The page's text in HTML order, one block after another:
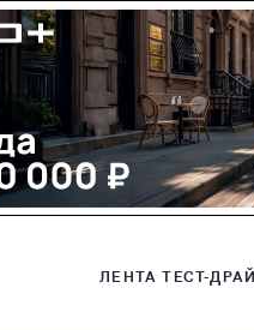
ЛЕНТА ТЕСТ-